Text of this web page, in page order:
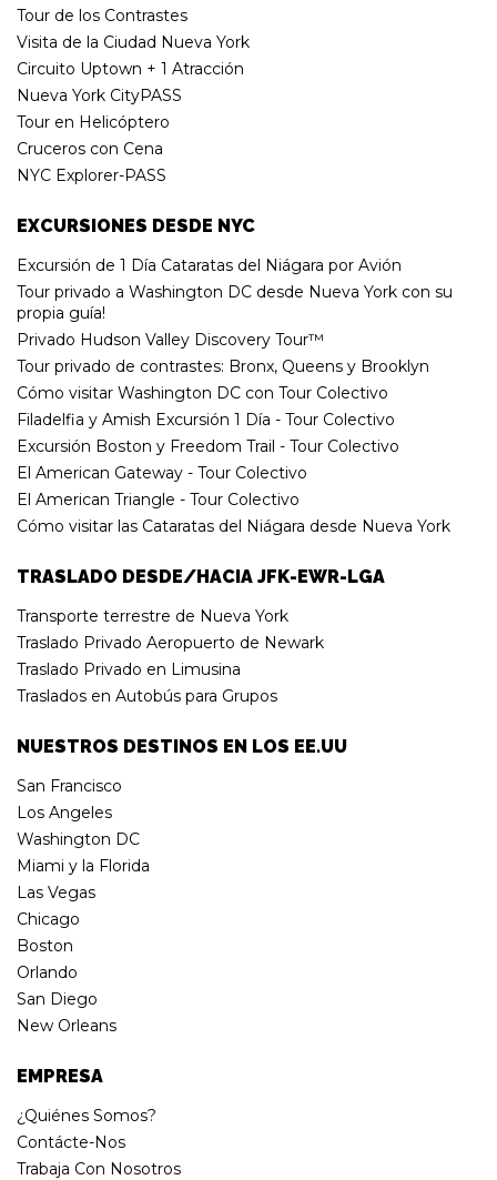
Tour de los Contrastes
Visita de la Ciudad Nueva York
Circuito Uptown + 1 Atracción
Nueva York CityPASS
Tour en Helicóptero
Cruceros con Cena
NYC Explorer-PASS
EXCURSIONES DESDE NYC
Excursión de 1 Día Cataratas del Niágara por Avión
Tour privado a Washington DC desde Nueva York con su
propia guía!
Privado Hudson Valley Discovery Tour™
Tour privado de contrastes: Bronx, Queens y Brooklyn
Cómo visitar Washington DC con Tour Colectivo
Filadelfia y Amish Excursión 1 Día - Tour Colectivo
Excursión Boston y Freedom Trail - Tour Colectivo
El American Gateway - Tour Colectivo
El American Triangle - Tour Colectivo
Cómo visitar las Cataratas del Niágara desde Nueva York
TRASLADO DESDE/HACIA JFK-EWR-LGA
Transporte terrestre de Nueva York
Traslado Privado Aeropuerto de Newark
Traslado Privado en Limusina
Traslados en Autobús para Grupos
NUESTROS DESTINOS EN LOS EE.UU
San Francisco
Los Angeles
Washington DC
Miami y la Florida
Las Vegas
Chicago
Boston
Orlando
San Diego
New Orleans
EMPRESA
¿Quiénes Somos?
Contácte-Nos
Trabaja Con Nosotros